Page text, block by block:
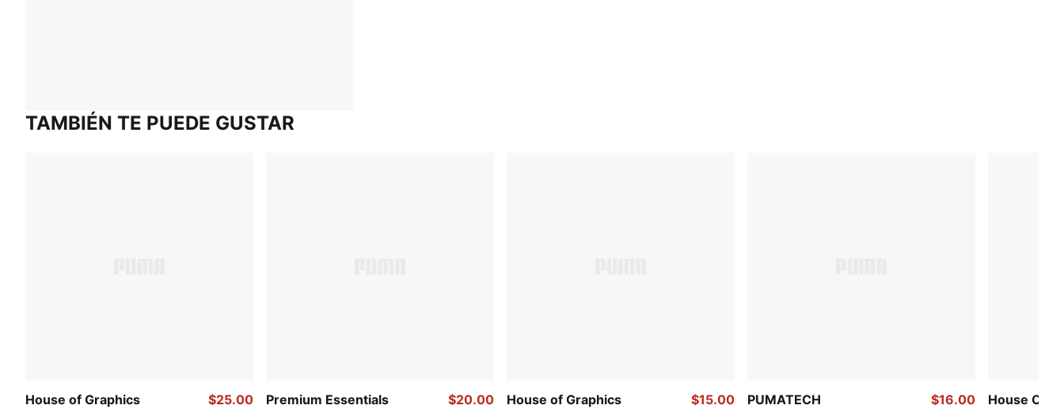
TAMBIÉN TE PUEDE GUSTAR
House of Graphics
$25.00
Premium Essentials
$20.00
House of Graphics
$15.00
PUMATECH
$16.00
House Of